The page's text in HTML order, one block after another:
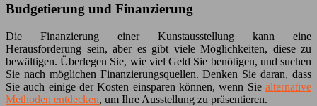
Budgetierung und Finanzierung
Die Finanzierung einer Kunstausstellung kann eine
Herausforderung sein, aber es gibt viele Möglichkeiten, diese zu
bewältigen. Überlegen Sie, wie viel Geld Sie benötigen, und suchen
Sie nach möglichen Finanzierungsquellen. Denken Sie daran, dass
Sie auch einige der Kosten einsparen können, wenn Sie alternative
Methoden entdecken, um Ihre Ausstellung zu präsentieren.